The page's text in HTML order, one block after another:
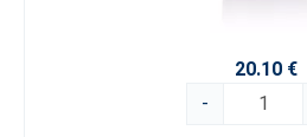
20.10 €
-